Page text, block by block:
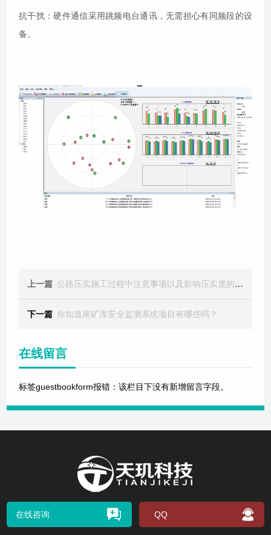
抗干扰：硬件通信采用跳频电台通讯，无需担心有同频段的设
备。
上一篇 公路压实施工过程中注意事项以及影响压实度的因素
下一篇 你知道尾矿库安全监测系统项目有哪些吗？
在线留言
标签guestbookform报错：该栏目下没有新增留言字段。
在线咨询 QQ